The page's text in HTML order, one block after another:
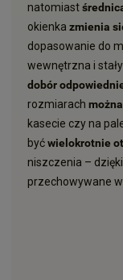
natomiast
okienka zmienia
dopasowanie do
wewnętrzna i
dobór
rozmiarach
kasecie czy na
byćwielokrotnie
niszczenia –
przechowywane